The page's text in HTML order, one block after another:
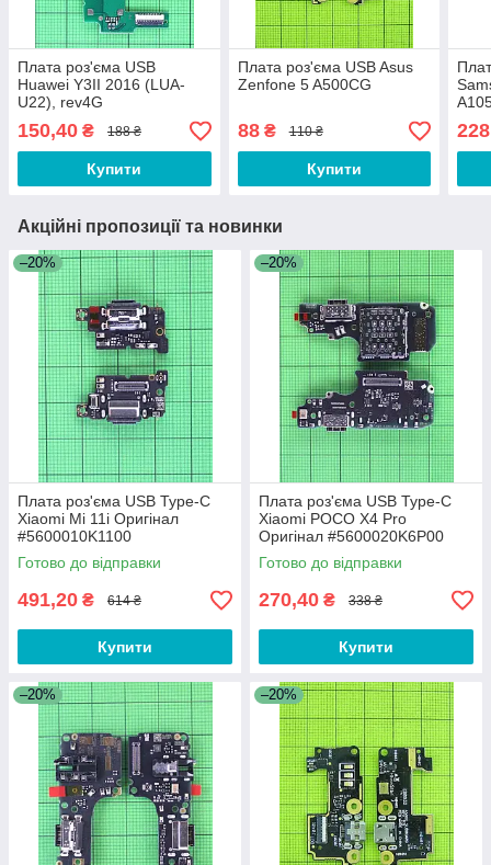
Плата роз'єма USB
Huawei Y3II 2016 (LUA-
U22), rev4G
150,40 ₴ 188 ₴
Купити
Плата роз'єма USB Asus
Zenfone 5 A500CG
88₴ 110 ₴
Купити
Акційні пропозиції та новинки
–20%
Плата роз'єма USB Type-C
Xiaomi Mi 11i Оригінал
#5600010K1100
Готово до відправки
491,20 ₴ 614 ₴
Купити
–20%
Плата роз'єма USB Type-C
Xiaomi POCO X4 Pro
Оригінал #5600020K6P00
Готово до відправки
270,40 ₴ 338 ₴
Купити
–20% –20%